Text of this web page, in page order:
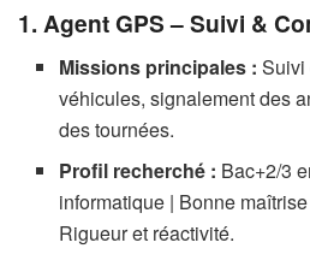
1. Agent GPS – Suivi &
Missions principales : Suivi
véhicules, signalement des
des tournées.
Profil recherché : Bac+2/3
informatique | Bonne
Rigueur et réactivité.